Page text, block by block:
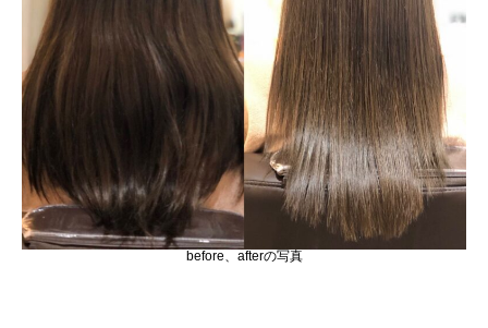
before、afterの写真